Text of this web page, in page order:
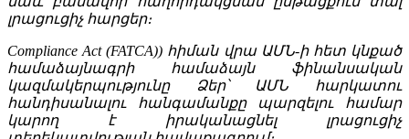
լրացուցիչ հարցեր։
Compliance Act (FATCA)) հիման վրա ԱՄՆ-ի հետ կնքած
համաձայնագրի համաձայն ֆինանսական
կազմակերպությունը Ձեր՝ ԱՄՆ հարկատու
հանդիսանալու հանգամանքը պարզելու համար
կարող է իրականացնել լրացուցիչ